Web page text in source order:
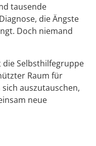
tausende
die Ängste
Doch niemand
Selbsthilfegruppe
Raum für
auszutauschen,
neue